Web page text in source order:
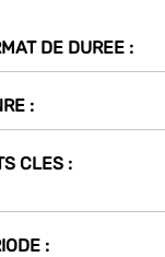
DE DUREE :
:
CLES :
: